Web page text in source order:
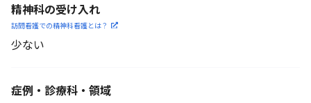
精神科の受け入れ
訪問看護での精神科看護とは？
少ない
症例・診療科・ 領域